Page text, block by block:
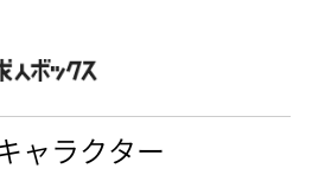
ャラクター